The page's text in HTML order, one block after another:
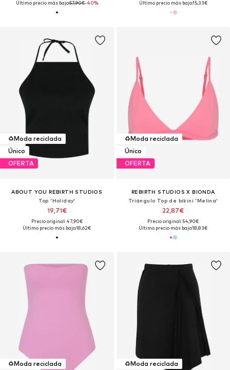
Último precio más bajo:57,90€-40%
Último precio más bajo:15,33€
♻️Moda reciclada
Único
OFERTA
ABOUT YOU REBIRTH STUDIOS
Top 'Holiday'
19,71€
Precio original: 47,90€
Último precio más bajo:18,62€
♻️Moda reciclada
Único
OFERTA
REBIRTH STUDIOS X BIONDA
Triángulo Top de bikini 'Melina'
22,87€
Precio original: 54,90€
Último precio más bajo:18,83€
♻️Moda reciclada ♻️Moda reciclada